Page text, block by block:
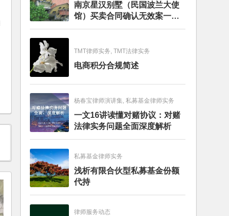
南京星汉别墅（民国波兰大使
馆）买卖合同确认无效案一审
判决书
TMT律师实务, TMT法律实务
电商积分合规简述
杨春宝律师演讲集, 私募基金律师实务
一文16讲读懂对赌协议：对赌
法律实务问题全面深度解析
私募基金律师实务
浅析有限合伙型私募基金份额
代持
律师服务动态